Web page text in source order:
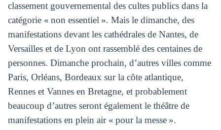
classement gouvernemental des cultes publics dans la
catégorie « non essentiel ». Mais le dimanche, des
manifestations devant les cathédrales de Nantes, de
Versailles et de Lyon ont rassemblé des centaines de
personnes. Dimanche prochain, d’autres villes comme
Paris, Orléans, Bordeaux sur la côte atlantique,
Rennes et Vannes en Bretagne, et probablement
beaucoup d’autres seront également le théâtre de
manifestations en plein air « pour la messe ».